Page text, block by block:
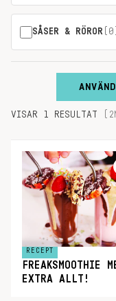
SÅSER & RÖROR (0)
VISAR 1 RESULTAT
RECEPT
FREAKSMOOTHIE
EXTRA ALLT!